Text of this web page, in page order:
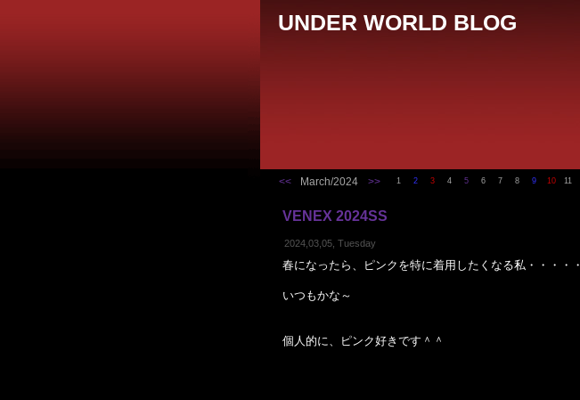
UNDER WORLD BLOG
<< March/2024 >> 1 2 3 4 5 6 7 8 9 10 11
VENEX 2024SS
2024,03,05, Tuesday
春になったら、ピンクを特に着用したくなる私・・・・・
いつもかな～
個人的に、ピンク好きです＾＾